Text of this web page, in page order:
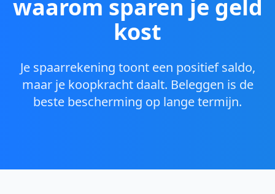
waarom sparen je geld
kost
Je spaarrekening toont een positief saldo,
maar je koopkracht daalt. Beleggen is de
beste bescherming op lange termijn.